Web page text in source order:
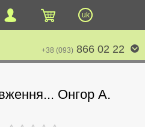
uk
+38 (093) 866 02 22
Онгор А.